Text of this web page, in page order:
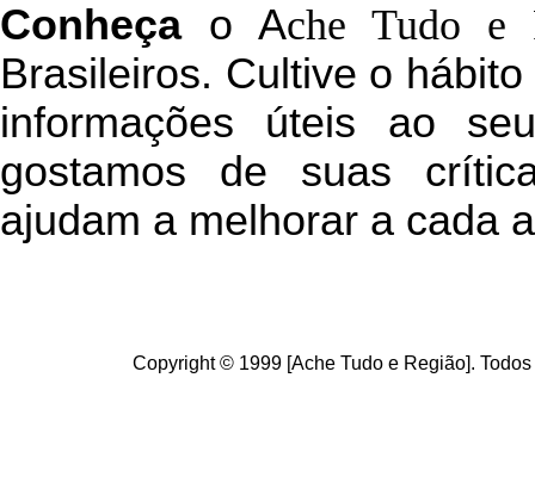
Conheçao Ache Tudo e
Brasileiros. Cultive o
informações úteis ao
gostamos de suas
ajudam a melhorar a cada
Copyright © 1999 [Ache Tudo e Região].